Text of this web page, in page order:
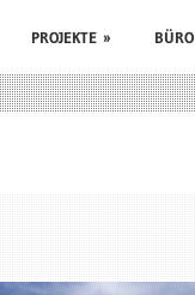
PROJEKTE » BÜRO